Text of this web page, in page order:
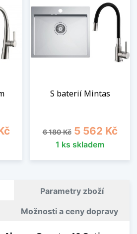
S baterií Mintas
Běžná cena
6 180 Kč Cena
5 562 Kč
1 ks skladem
Parametry zboží
Možnosti a ceny dopravy